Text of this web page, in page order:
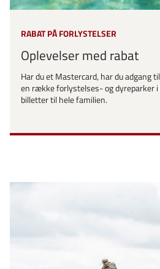
RABAT PÅ FORLYSTELSER
Oplevelser med rabat
Har du et Mastercard, har du adgang
en række forlystelses- og dyreparker i
billetter til hele familien.